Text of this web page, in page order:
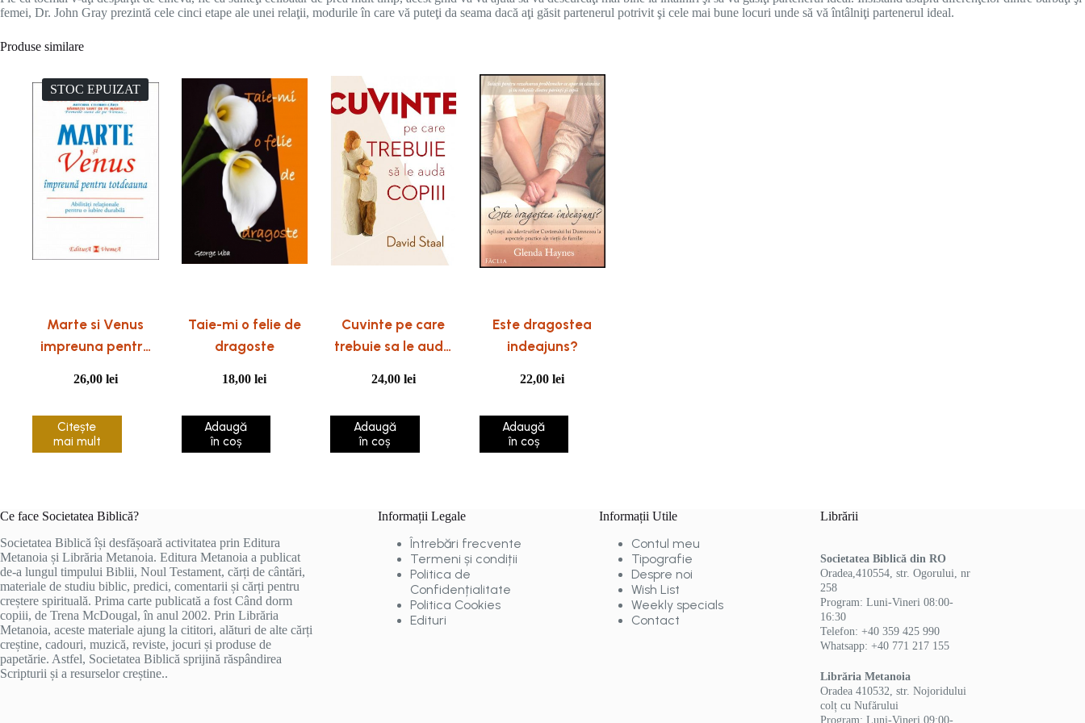
femei, Dr. John Gray prezintă cele cinci etape ale unei relaţii, modurile în care vă puteţi da seama dacă aţi găsit partenerul potrivit şi cele mai bune locuri unde să vă întâlniţi partenerul ideal.
Produse similare
STOC EPUIZAT
Marte si Venus
impreuna pentru
26,00 lei
Citește
mai mult
Taie-mi o felie de
dragoste
18,00lei
Adaugă
în coș
Cuvinte pe care
trebuie sa le auda
24,00 lei
Adaugă
în coș
Este dragostea
indeajuns?
22,00lei
Adaugă
în coș
Ce face Societatea Biblică?
Societatea Biblică își desfășoară activitatea prin Editura
Metanoia și Librăria Metanoia. Editura Metanoia a publicat
de-a lungul timpului Biblii, Noul Testament, cărți de cântări,
materiale de studiu biblic, predici, comentarii și cărți pentru
creștere spirituală. Prima carte publicată a fost Când dorm
copiii, de Trena McDougal, în anul 2002. Prin Librăria
Metanoia, aceste materiale ajung la cititori, alături de alte cărți
creștine, cadouri, muzică, reviste, jocuri și produse de
papetărie. Astfel, Societatea Biblică sprijină răspândirea
Scripturii și a resurselor creștine..
Informații Legale
Întrebări frecvente
Termeni și condiții
Politica de
Confidențialitate
Politica Cookies
Edituri
Informații Utile
Contul meu
Tipografie
Despre noi
Wish List
Weekly specials
Contact
Librării
Societatea Biblică din RO
Oradea,410554, str. Ogorului, nr
258
Program: Luni-Vineri 08:00-
16:30
Telefon: +40 359 425 990
Whatsapp: +40 771 217 155
Librăria Metanoia
Oradea 410532, str. Nojoridului
colț cu Nufărului
Program: Luni-Vineri 09:00-